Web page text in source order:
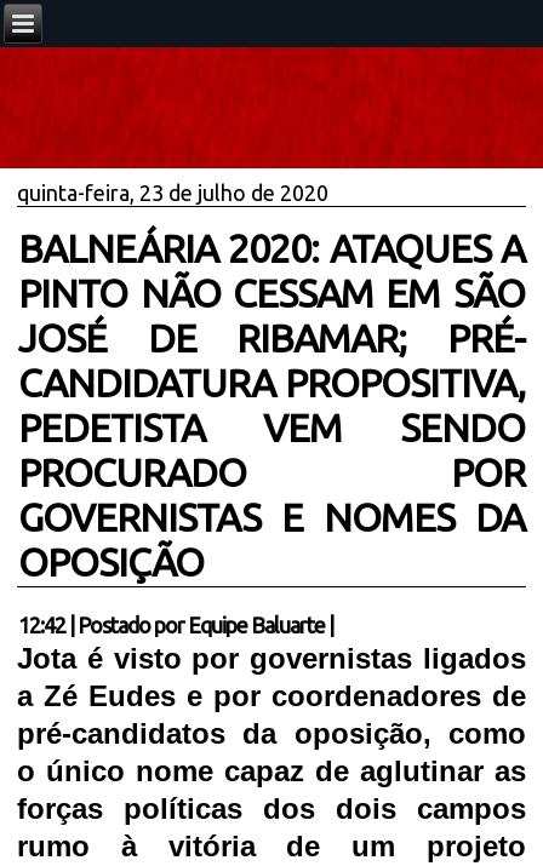
quinta-feira, 23 de julho de 2020
BALNEÁRIA 2020: ATAQUES A
PINTO NÃO CESSAM EM SÃO
JOSÉ DE RIBAMAR; PRÉ-
CANDIDATURA PROPOSITIVA,
PEDETISTA VEM SENDO
PROCURADO POR
GOVERNISTAS E NOMES DA
OPOSIÇÃO
12:42| Postado por Equipe Baluarte
Jota é visto por governistas ligados
a Zé Eudes e por coordenadores de
pré-candidatos da oposição, como
o único nome capaz de aglutinar as
forças políticas dos dois campos
rumo à vitória de um projeto